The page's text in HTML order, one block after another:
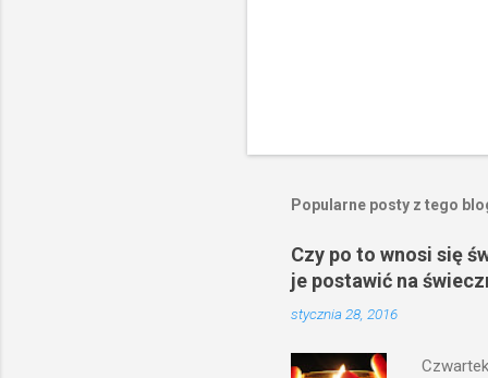
Popularne posty z tego
Czy po to wnosi się
je postawić na
stycznia 28, 2016